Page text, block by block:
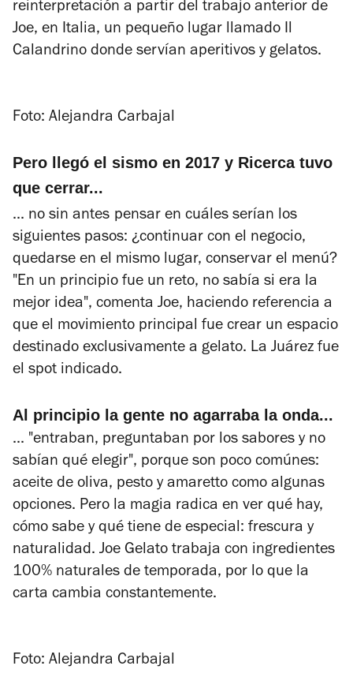
reinterpretación a partir del trabajo anterior de
Joe, en Italia, un pequeño lugar llamado Il
Calandrino donde servían aperitivos y gelatos.
Foto: Alejandra Carbajal
Pero llegó el sismo en 2017 y Ricerca tuvo
que cerrar...
... no sin antes pensar en cuáles serían los
siguientes pasos: ¿continuar con el negocio,
quedarse en el mismo lugar, conservar el menú?
"En un principio fue un reto, no sabía si era la
mejor idea", comenta Joe, haciendo referencia a
que el movimiento principal fue crear un espacio
destinado exclusivamente a gelato. La Juárez fue
el spot indicado.
Al principio la gente no agarraba la onda...
... "entraban, preguntaban por los sabores y no
sabían qué elegir", porque son poco comúnes:
aceite de oliva, pesto y amaretto como algunas
opciones. Pero la magia radica en ver qué hay,
cómo sabe y qué tiene de especial: frescura y
naturalidad. Joe Gelato trabaja con ingredientes
100% naturales de temporada, por lo que la
carta cambia constantemente.
Foto: Alejandra Carbajal